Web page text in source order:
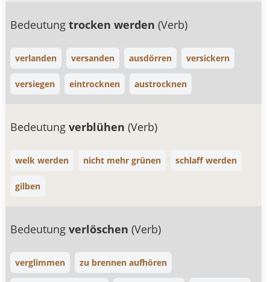
Bedeutungtrocken werden(Verb)
verlanden versanden ausdörren versickern
versiegen eintrocknen austrocknen
Bedeutungverblühen(Verb)
welk werden nicht mehr grünen schlaff werden
gilben
Bedeutungverlöschen(Verb)
verglimmen zu brennen aufhören